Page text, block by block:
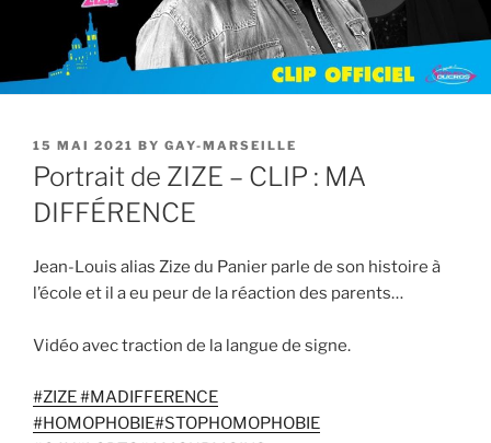
POSTED
ON
15 MAI 2021 BY GAY-MARSEILLE
Portrait de ZIZE – CLIP : MA
DIFFÉRENCE
Jean-Louis alias Zize du Panier parle de son histoire à
l’école et il a eu peur de la réaction des parents…
Vidéo avec traction de la langue de signe.
#ZIZE#MADIFFERENCE
#HOMOPHOBIE#STOPHOMOPHOBIE